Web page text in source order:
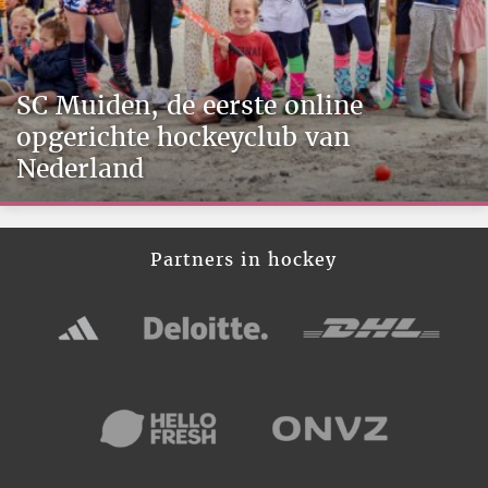
SC Muiden, de eerste online
opgerichte hockeyclub van
Nederland
Partners in hockey